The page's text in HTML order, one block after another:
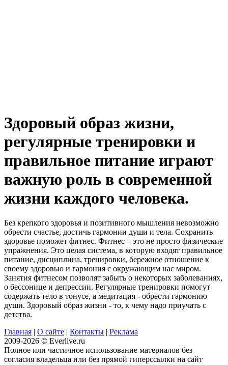
Здоровый образ жизни,
регулярные тренировки и
правильное питание играют
важную роль в современной
жизни каждого человека.
Без крепкого здоровья и позитивного мышления невозможно
обрести счастье, достичь гармонии души и тела. Сохранить
здоровье поможет фитнес. Фитнес – это не просто физические
упражнения. Это целая система, в которую входят правильное
питание, дисциплина, тренировки, бережное отношение к
своему здоровью и гармония с окружающим нас миром.
Занятия фитнесом позволят забыть о некоторых заболеваниях,
о бессонице и депрессии. Регулярные тренировки помогут
содержать тело в тонусе, а медитация - обрести гармонию
души. Здоровый образ жизни - то, к чему надо приучать с
детства.
Главная | О сайте | Контакты | Реклама
2009-2026 © Everlive.ru
Полное или частичное использование материалов без
согласия владельца или без прямой гиперссылки на сайт